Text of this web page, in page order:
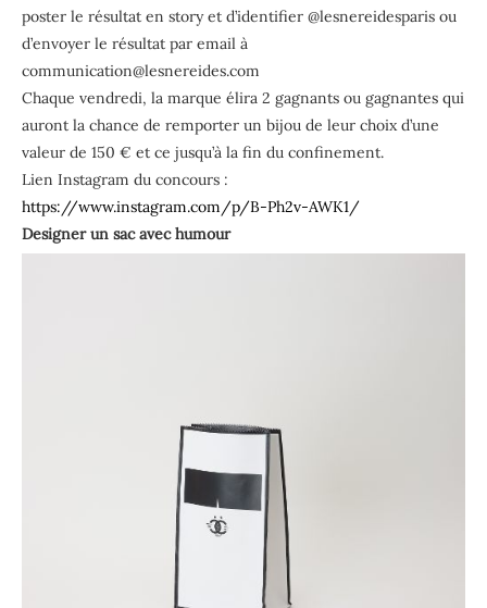
poster le résultat en story et d’identifier @lesnereidesparis ou
d’envoyer le résultat par email à
communication@lesnereides.com
Chaque vendredi, la marque élira 2 gagnants ou gagnantes qui
auront la chance de remporter un bijou de leur choix d’une
valeur de 150 € et ce jusqu’à la fin du confinement.
Lien Instagram du concours :
https://www.instagram.com/p/B-Ph2v-AWK1/
Designer un sac avec humour